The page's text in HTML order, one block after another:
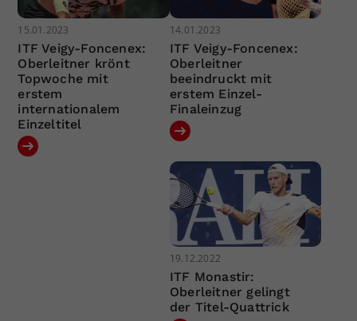
15.01.2023
ITF Veigy-Foncenex:
Oberleitner krönt
Topwoche mit
erstem
internationalem
Einzeltitel
14.01.2023
ITF Veigy-Foncenex:
Oberleitner
beeindruckt mit
erstem Einzel-
Finaleinzug
19.12.2022
ITF Monastir:
Oberleitner gelingt
der Titel-Quattrick